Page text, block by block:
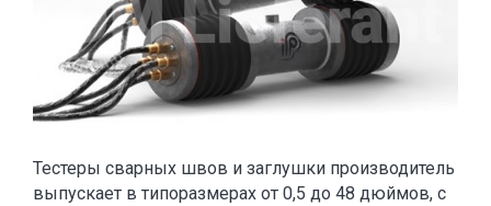
Тестеры сварных швов и заглушки производитель
выпускает в типоразмерах от 0,5 до 48 дюймов, с